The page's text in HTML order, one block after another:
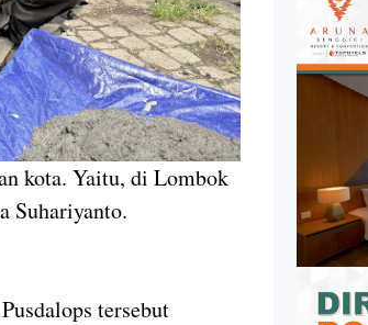
kota. Yaitu, di Lombok
Suhariyanto.
tersebut